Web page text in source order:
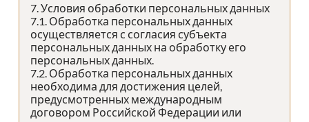
7. Условия обработки персональных данных
7.1. Обработка персональных данных
осуществляется с согласия субъекта
персональных данных на обработку его
персональных данных.
7.2. Обработка персональных данных
необходима для достижения целей,
предусмотренных международным
договором Российской Федерации или